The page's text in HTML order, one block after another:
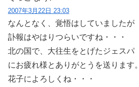
2007年3月22日 23:03
なんとなく、覚悟はしていましたが
訃報はやはりつらいですね・・・
北の国で、大往生をとげたジェスパ
にお疲れ様とありがとうを送ります。
花子によろしくね・・・